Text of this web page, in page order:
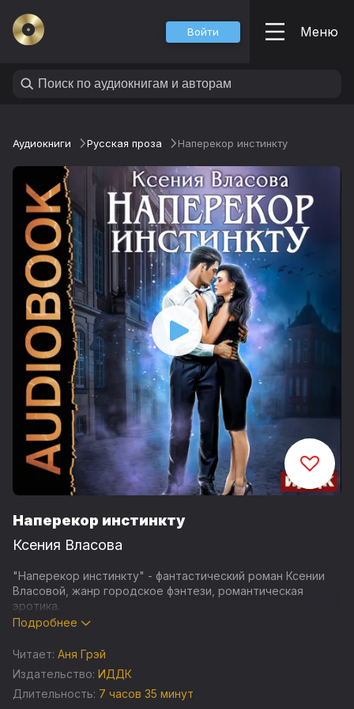
Войти Меню
Аудиокниги Русская проза Наперекор инстинкту
Наперекор инстинкту
Ксения Власова
"Наперекор инстинкту" - фантастический роман Ксении
Власовой, жанр городское фэнтези, романтическая
эротика.
уже давно не оборачиваются в волков и многих из них
даже не сразу отличишь от обычных людей, но все же... А
уж эти глупые девочки, вешающиеся на шею альфам, и
вовсе вызывали у нее жалость. Нет, в ее
Подробнее
Читает: Аня Грэй
Издательство: ИДДК
Длительность: 7 часов 35 минут